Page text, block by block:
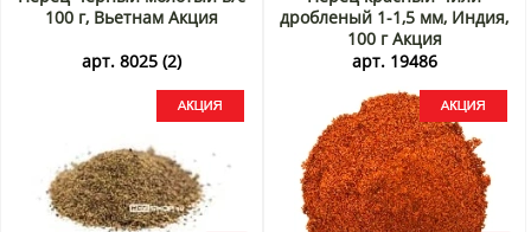
100 г, Вьетнам Акция
арт. 8025 (2)
дробленый 1-1,5 мм, Индия,
100 г Акция
арт. 19486